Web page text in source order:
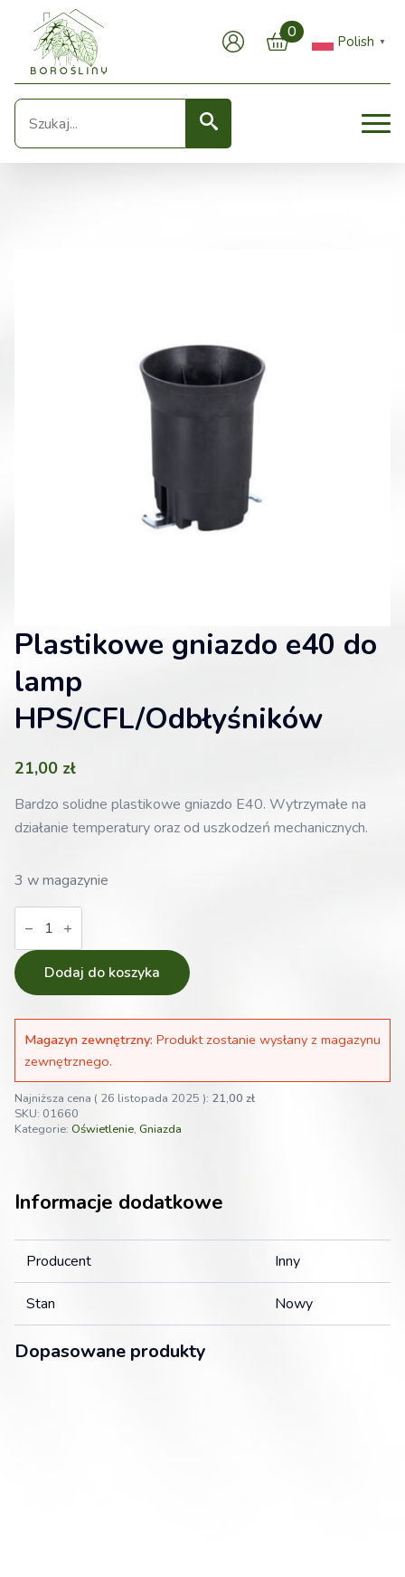
0
Polish ▼
Seearch
Plastikowe gniazdo e40 do
lamp
HPS/CFL/Odbłyśników
21,00 zł
Bardzo solidne plastikowe gniazdo E40. Wytrzymałe na
działanie temperatury oraz od uszkodzeń mechanicznych.
3 w magazynie
ilość
Plastikowe
e40
do
lamp
HPS/CFL/Odbłyśników
Dodaj do koszyka
Magazyn zewnętrzny: Produkt zostanie wysłany z magazynu
zewnętrznego.
Najniższa cena ( 26 listopada 2025 ): 21,00 zł
SKU: 01660
Kategorie: Oświetlenie, Gniazda
Informacje dodatkowe
Producent Inny
Stan Nowy
Dopasowane produkty